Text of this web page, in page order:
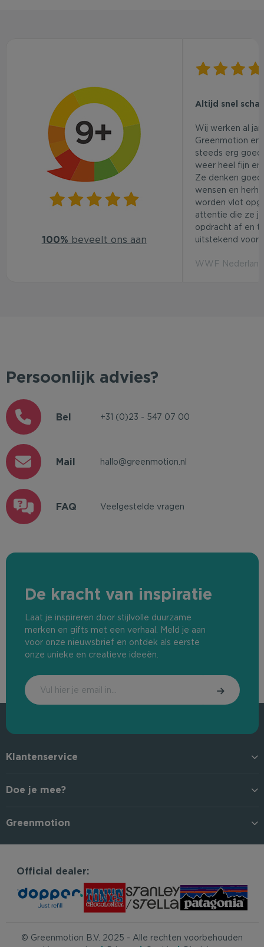
100% beveelt ons aan
Altijd snel
Wij werken al
Greenmotion en
steeds erg
weer heel fijn en
Ze denken
wensen en
worden vlot
attentie die ze
opdracht af en
uitstekend voor
WWF
Persoonlijk advies?
Bel +31 (0)23 - 547 07 00
Mail hallo@greenmotion.nl
FAQ Veelgestelde vragen
De kracht van inspiratie
Laat je inspireren door stijlvolle duurzame
merken en gifts met een verhaal. Meld je aan
voor onze nieuwsbrief en ontdek als eerste
onze unieke en creatieve ideeën.
Klantenservice
Doe je mee?
Greenmotion
Official dealer:
© Greenmotion B.V. 2025 - Alle rechten voorbehouden